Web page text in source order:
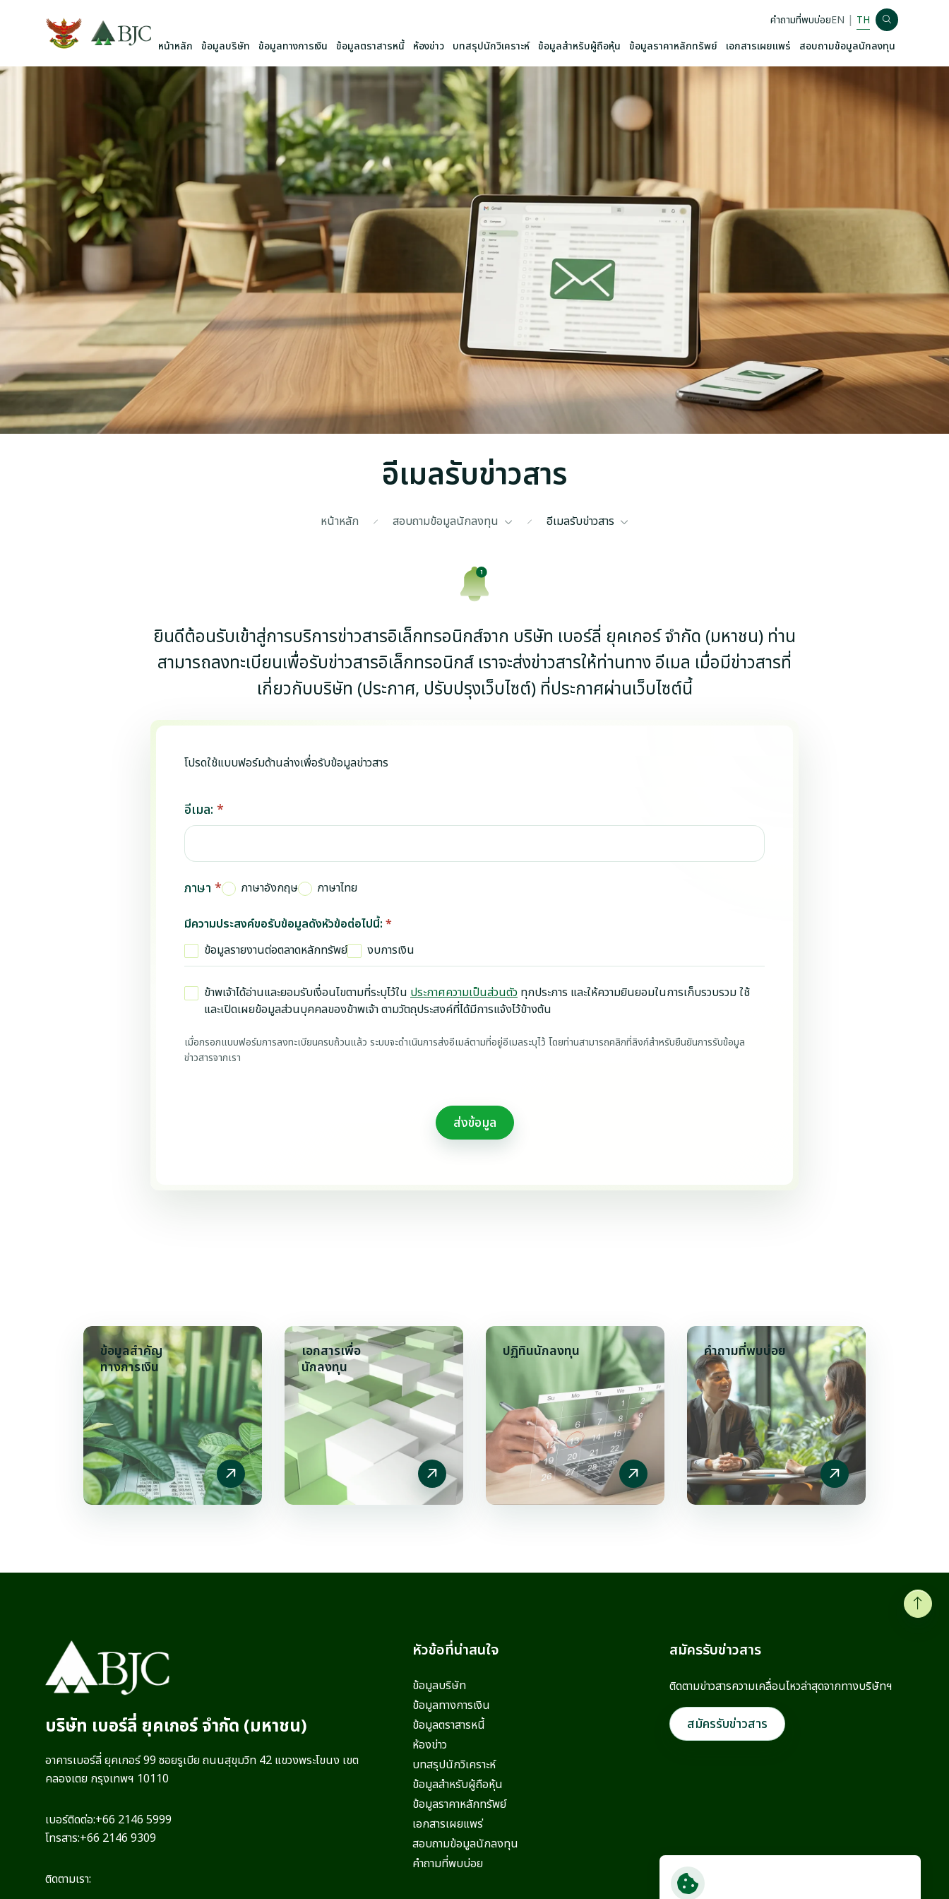
คำถามที่พบบ่อยEN | TH
หน้าหลัก
ข้อมูลบริษัท ข้อมูลทางการเงิน ข้อมูลตราสารหนี้ ห้องข่าว บทสรุปนักวิเคราะห์ ข้อมูลสำหรับผู้ถือหุ้น ข้อมูลราคาหลักทรัพย์ เอกสารเผยแพร่ สอบถามข้อมูลนักลงทุน
อีเมลรับข่าวสาร
หน้าหลัก สอบถามข้อมูลนักลงทุน อีเมลรับข่าวสาร
ยินดีต้อนรับเข้าสู่การบริการข่าวสารอิเล็กทรอนิกส์จาก บริษัท เบอร์ลี่ ยุคเกอร์ จำกัด (มหาชน) ท่าน
สามารถลงทะเบียนเพื่อรับข่าวสารอิเล็กทรอนิกส์ เราจะส่งข่าวสารให้ท่านทาง อีเมล เมื่อมีข่าวสารที่
เกี่ยวกับบริษัท (ประกาศ, ปรับปรุงเว็บไซต์) ที่ประกาศผ่านเว็บไซต์นี้
โปรดใช้แบบฟอร์มด้านล่างเพื่อรับข้อมูลข่าวสาร
อีเมล: *
ภาษา * ภาษาอังกฤษ ภาษาไทย
มีความประสงค์ขอรับข้อมูลดังหัวข้อต่อไปนี้: *
ข้อมูลรายงานต่อตลาดหลักทรัพย์
งบการเงิน
ข้าพเจ้าได้อ่านและยอมรับเงื่อนไขตามที่ระบุไว้ใน ประกาศความเป็นส่วนตัว ทุกประการ และให้ความยินยอมในการเก็บรวบรวม ใช้
และเปิดเผยข้อมูลส่วนบุคคลของข้าพเจ้า ตามวัตถุประสงค์ที่ได้มีการแจ้งไว้ข้างต้น
เมื่อกรอกแบบฟอร์มการลงทะเบียนครบถ้วนแล้ว ระบบจะดำเนินการส่งอีเมล์ตามที่อยู่อีเมลระบุไว้ โดยท่านสามารถคลิกที่ลิงก์สำหรับยืนยันการรับข้อมูล
ข่าวสารจากเรา
ส่งข้อมูล
ข้อมูลสำคัญ
ทางการเงิน
เอกสารเพื่อ
นักลงทุน
ปฏิทินนักลงทุน คำถามที่พบบ่อย
บริษัท เบอร์ลี่ ยุคเกอร์ จำกัด (มหาชน)
อาคารเบอร์ลี่ ยุคเกอร์ 99 ซอยรูเบีย ถนนสุขุมวิท 42 แขวงพระโขนง เขต
คลองเตย กรุงเทพฯ 10110
เบอร์ติดต่อ:+66 2146 5999
โทรสาร:+66 2146 9309
ติดตามเรา:
หัวข้อที่น่าสนใจ
ข้อมูลบริษัท
ข้อมูลทางการเงิน
ข้อมูลตราสารหนี้
ห้องข่าว
บทสรุปนักวิเคราะห์
ข้อมูลสำหรับผู้ถือหุ้น
ข้อมูลราคาหลักทรัพย์
เอกสารเผยแพร่
สอบถามข้อมูลนักลงทุน
คำถามที่พบบ่อย
สมัครรับข่าวสาร
ติดตามข่าวสารความเคลื่อนไหวล่าสุดจากทางบริษัทฯ
สมัครรับข่าวสาร